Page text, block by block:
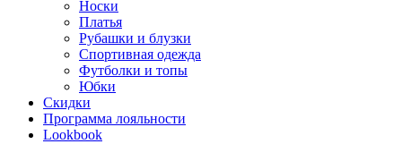
Носки
Платья
Рубашки и блузки
Спортивная одежда
Футболки и топы
Юбки
Скидки
Программа лояльности
Lookbook